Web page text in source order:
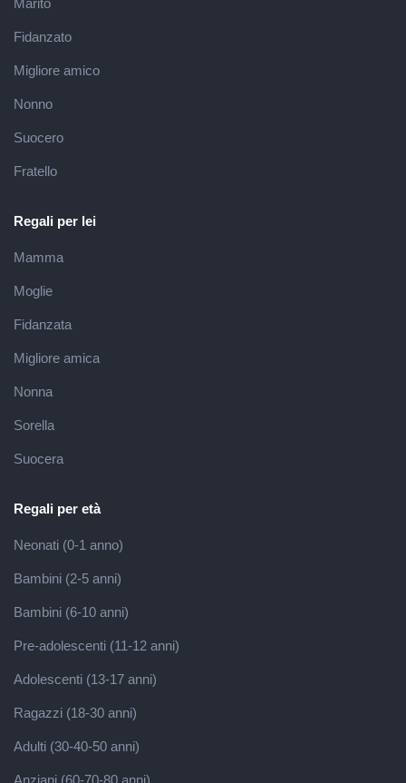
Marito
Fidanzato
Migliore amico
Nonno
Suocero
Fratello
Regali per lei
Mamma
Moglie
Fidanzata
Migliore amica
Nonna
Sorella
Suocera
Regali per età
Neonati (0-1 anno)
Bambini (2-5 anni)
Bambini (6-10 anni)
Pre-adolescenti (11-12 anni)
Adolescenti (13-17 anni)
Ragazzi (18-30 anni)
Adulti (30-40-50 anni)